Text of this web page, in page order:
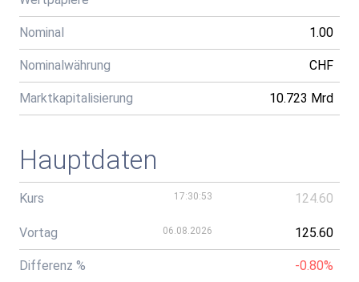
Nominal 1.00
Nominalwährung CHF
Marktkapitalisierung 10.723 Mrd
Hauptdaten
Kurs 17:30:53 124.60
Vortag 06.08.2026 125.60
Differenz % -0.80%